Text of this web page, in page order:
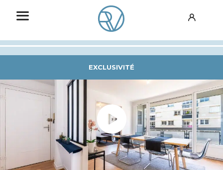
EXCLUSIVITÉ